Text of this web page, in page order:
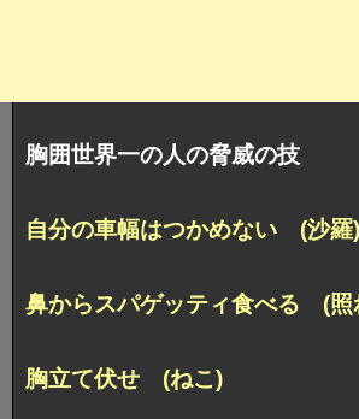
胸囲世界一の人の脅威の技
自分の車幅はつかめない (沙羅)
鼻からスパゲッティ食べる (照
胸立て伏せ (ねこ)